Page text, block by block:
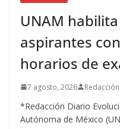
UNAM
aspirantes
horarios de
7 agosto, 2026
*Redacción Diario
Autónoma de México